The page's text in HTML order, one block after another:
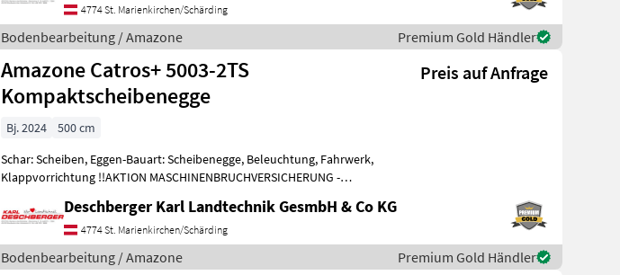
4774 St. Marienkirchen/Schärding
Bodenbearbeitung / Amazone Premium Gold Händler
Amazone Catros+ 5003-2TS
Kompaktscheibenegge
Preis auf Anfrage
Bj. 2024
500 cm
Schar: Scheiben, Eggen-Bauart: Scheibenegge, Beleuchtung, Fahrwerk,
Klappvorrichtung !!AKTION MASCHINENBRUCHVERSICHERUNG -
Deschberger Karl Landtechnik GesmbH & Co KG
4774 St. Marienkirchen/Schärding
Bodenbearbeitung / Amazone Premium Gold Händler